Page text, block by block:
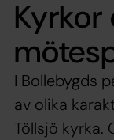
Kyrkor
I Bollebygds
av olika
Töllsjö kyrka.